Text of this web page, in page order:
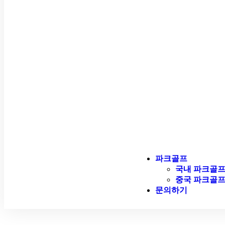
파크골프
국내 파크골
중국 파크골
문의하기